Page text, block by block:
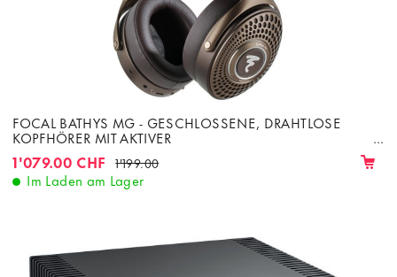
FOCAL BATHYS MG - GESCHLOSSENE, DRAHTLOSE
KOPFHÖRER MIT AKTIVER
1'079.00 CHF 1'199.00
Im Laden am Lager